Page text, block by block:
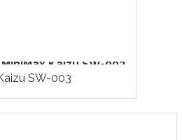
Kaizu SW-003
SW-003